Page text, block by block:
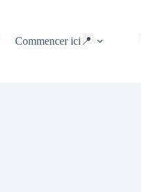
Commencer ici📍